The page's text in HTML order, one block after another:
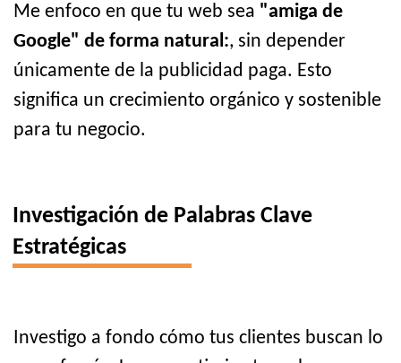
Me enfoco en que tu web sea "amiga de
Google" de forma natural:, sin depender
únicamente de la publicidad paga. Esto
significa un crecimiento orgánico y sostenible
para tu negocio.
Investigación de Palabras Clave
Estratégicas
Investigo a fondo cómo tus clientes buscan lo